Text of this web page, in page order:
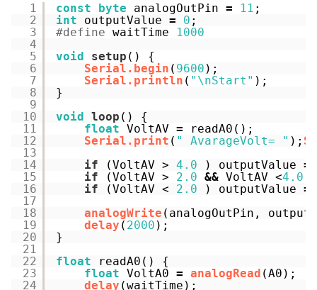
1
2
3
4
5
6
7
8
9
10
11
12
13
14
15
16
17
18
19
20
21
22
23
24
const byte analogOutPin = 11 ;
int
outputValue = 0 ;
#define waitTime
1000
void
setup () {
Serial.begin ( 9600 );
Serial.println ( "\nStart" );
}
void loop () {
float VoltAV =
readA0();
Serial.print ( " AvarageVolt= " );
if
(VoltAV > 4.0 ) outputValue =
if
(VoltAV > 2.0 && VoltAV <4.0
if
(VoltAV < 2.0 ) outputValue =
analogWrite (analogOutPin,
delay ( 2000 );
}
float
readA0() {
float VoltA0 = analogRead (A0);
delay (waitTime);